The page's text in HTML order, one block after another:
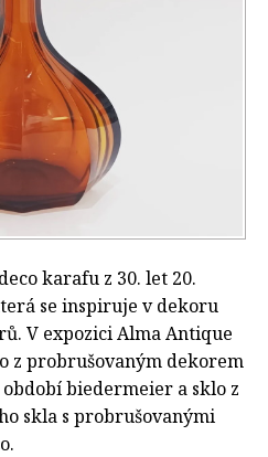
karafu z 30. let 20.
se inspiruje v dekoru
V expozici Alma Antique
z probrušovaným dekorem
biedermeier a sklo z
skla s probrušovanými